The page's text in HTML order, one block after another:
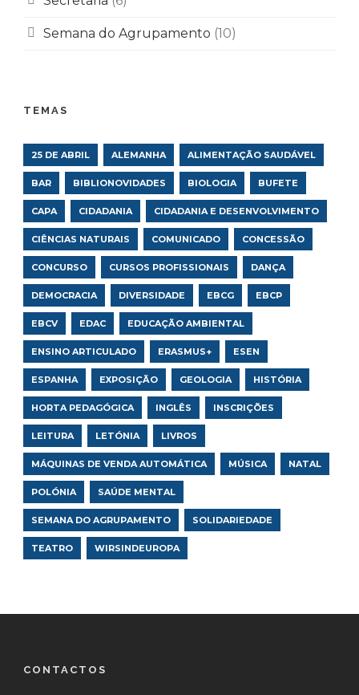
Semana do Agrupamento (10)
TEMAS
25 DE ABRIL ALEMANHA ALIMENTAÇÃO SAUDÁVEL
BAR BIBLIONOVIDADES BIOLOGIA BUFETE
CAPA CIDADANIA CIDADANIA E DESENVOLVIMENTO
CIÊNCIAS NATURAIS COMUNICADO CONCESSÃO
CONCURSO CURSOS PROFISSIONAIS DANÇA
DEMOCRACIA DIVERSIDADE EBCG EBCP
EBCV EDAC EDUCAÇÃO AMBIENTAL
ENSINO ARTICULADO ERASMUS+ ESEN
ESPANHA EXPOSIÇÃO GEOLOGIA HISTÓRIA
HORTA PEDAGÓGICA INGLÊS INSCRIÇÕES
LEITURA LETÓNIA LIVROS
MÁQUINAS DE VENDA AUTOMÁTICA MÚSICA NATAL
POLÓNIA SAÚDE MENTAL
SEMANA DO AGRUPAMENTO SOLIDARIEDADE
TEATRO WIRSINDEUROPA
CONTACTOS